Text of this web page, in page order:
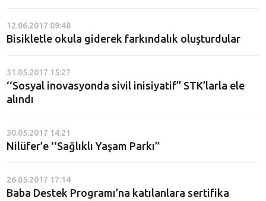
12.06.2017 09:48
Bisikletle okula giderek farkındalık oluşturdular
31.05.2017 15:27
‘‘Sosyal inovasyonda sivil inisiyatif’’ STK’larla ele
alındı
30.05.2017 14:21
Nilüfer’e ‘‘Sağlıklı Yaşam Parkı’’
26.05.2017 17:14
Baba Destek Programı’na katılanlara sertifika